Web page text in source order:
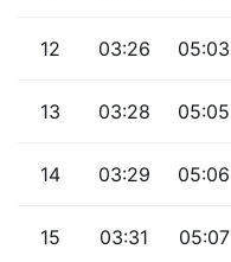
12 03:26 05:03
13 03:28 05:05
14 03:29 05:06
15 03:31 05:07